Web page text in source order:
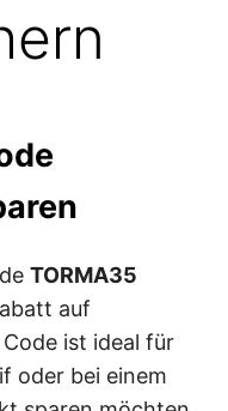
TORMA35
auf
ist ideal für
oder bei einem